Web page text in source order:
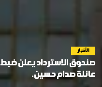
الأخبار
صندوق الاسترداد يعلن
عائلة صدام حسين.